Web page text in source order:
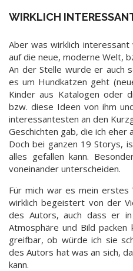
WIRKLICH
Aber was wirklich
auf die neue, moderne Welt,
An der Stelle wurde er auch
es um Hundkatzen geht
Kinder aus Katalogen oder
bzw. diese Ideen von ihm
interessantesten an den
Geschichten gab, die ich eher
Doch bei ganzen 19 Storys,
alles gefallen kann.
voneinander unterscheiden.
Für mich war es mein
wirklich begeistert von der
des Autors, auch dass er
Atmosphäre und Bild packen
greifbar, ob würde ich sie
des Autors hat was an sich,
kann.